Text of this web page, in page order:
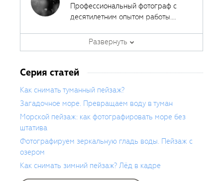
Профессиональный фотограф с
десятилетним опытом работы.
преподавательской деятельностью.
По образованию журналист, автор
фотографии. Сфера интересов —
портретная фотография.
Развернуть
Серия статей
Как снимать туманный пейзаж?
Загадочное море. Превращаем воду в туман
Морской пейзаж: как фотографировать море без
штатива
Фотографируем зеркальную гладь воды. Пейзаж с
озером
Как снимать зимний пейзаж? Лёд в кадре